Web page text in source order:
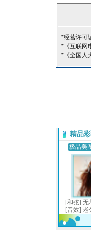
*经营许可
*《互联网
*《全国人